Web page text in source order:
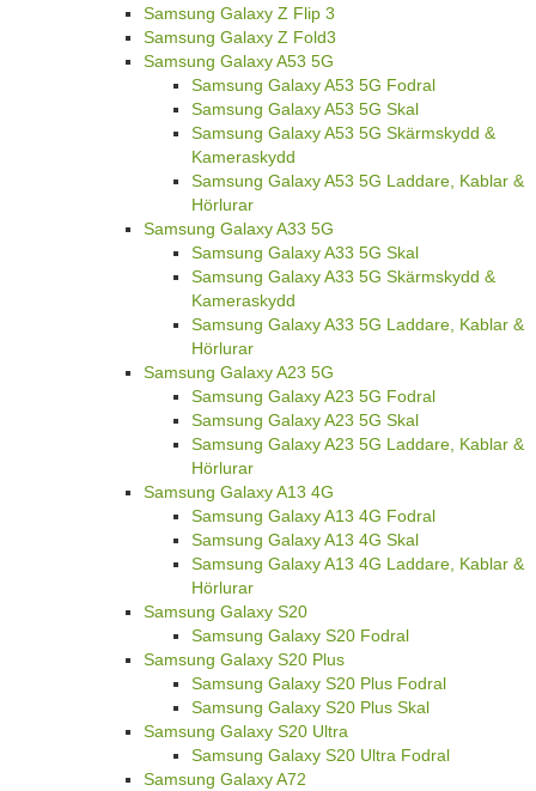
Samsung Galaxy Z Flip 3
Samsung Galaxy Z Fold3
Samsung Galaxy A53 5G
Samsung Galaxy A53 5G Fodral
Samsung Galaxy A53 5G Skal
Samsung Galaxy A53 5G Skärmskydd &
Kameraskydd
Samsung Galaxy A53 5G Laddare, Kablar &
Hörlurar
Samsung Galaxy A33 5G
Samsung Galaxy A33 5G Skal
Samsung Galaxy A33 5G Skärmskydd &
Kameraskydd
Samsung Galaxy A33 5G Laddare, Kablar &
Hörlurar
Samsung Galaxy A23 5G
Samsung Galaxy A23 5G Fodral
Samsung Galaxy A23 5G Skal
Samsung Galaxy A23 5G Laddare, Kablar &
Hörlurar
Samsung Galaxy A13 4G
Samsung Galaxy A13 4G Fodral
Samsung Galaxy A13 4G Skal
Samsung Galaxy A13 4G Laddare, Kablar &
Hörlurar
Samsung Galaxy S20
Samsung Galaxy S20 Fodral
Samsung Galaxy S20 Plus
Samsung Galaxy S20 Plus Fodral
Samsung Galaxy S20 Plus Skal
Samsung Galaxy S20 Ultra
Samsung Galaxy S20 Ultra Fodral
Samsung Galaxy A72